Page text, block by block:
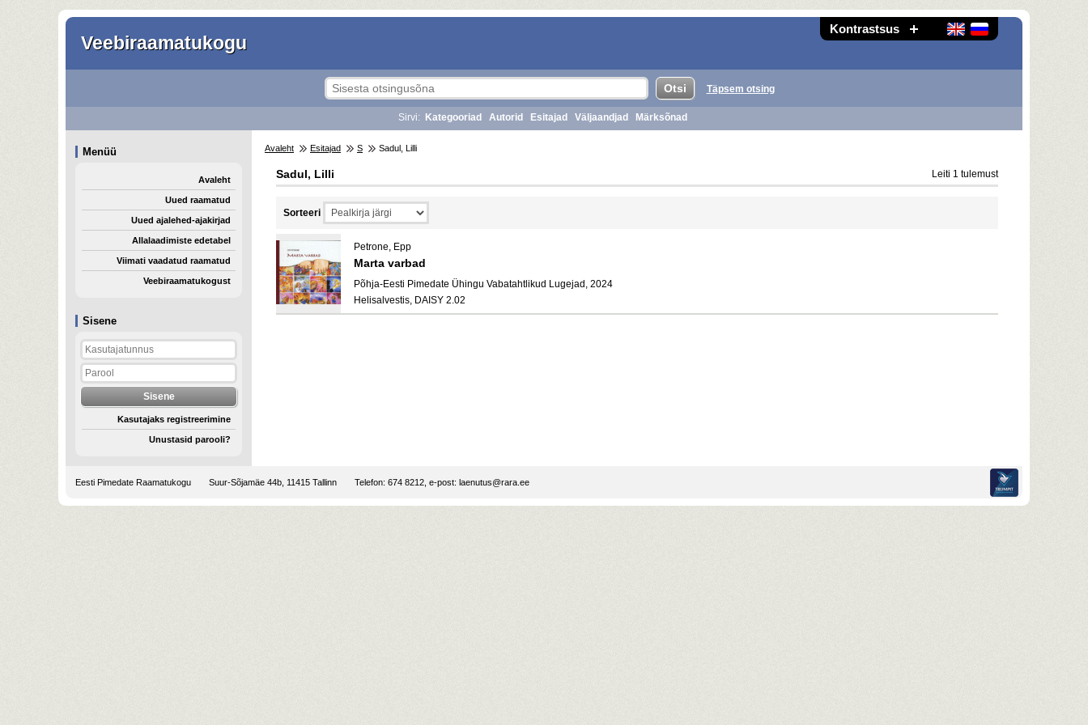
Kontrastsus
Veebiraamatukogu
Sisene
Kasutajaks registreerimine
Unustasid parooli?
Täpsem otsing
Sirvi: Kategooriad Autorid Esitajad Väljaandjad Märksõnad
Menüü
Avaleht
Uued raamatud
Uued ajalehed-ajakirjad
Allalaadimiste edetabel
Viimati vaadatud raamatud
Veebiraamatukogust
Avaleht Esitajad S Sadul, Lilli
Sadul, Lilli Leiti 1 tulemust
Sorteeri
Petrone, Epp
Marta varbad
Põhja-Eesti Pimedate Ühingu Vabatahtlikud Lugejad, 2024
Helisalvestis, DAISY 2.02
Eesti Pimedate Raamatukogu Suur-Sõjamäe 44b, 11415 Tallinn Telefon: 674 8212, e-post: laenutus@rara.ee